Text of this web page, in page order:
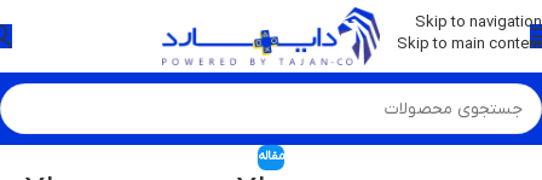
Skip to navigation
Skip to main content
💡برچسب و اسکین کنسول ها بروز شد . . . اینجا کیک کن !
مقاله